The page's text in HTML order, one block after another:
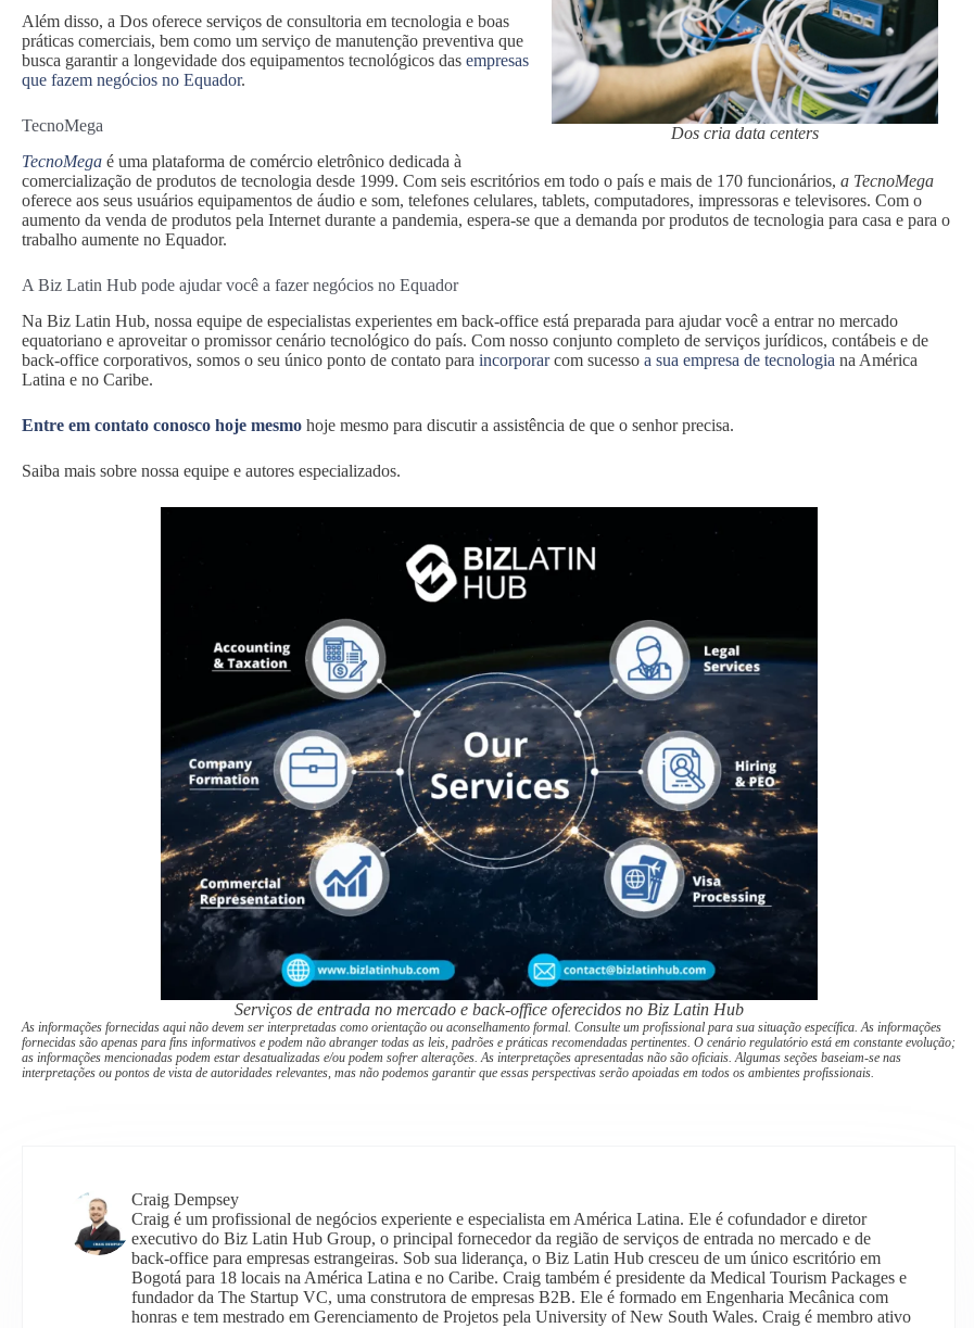
Dos cria data centers
Além disso, a Dos oferece serviços de consultoria em tecnologia e boas
práticas comerciais, bem como um serviço de manutenção preventiva que
busca garantir a longevidade dos equipamentos tecnológicos das empresas
que fazem negócios no Equador.
TecnoMega
TecnoMega é uma plataforma de comércio eletrônico dedicada à
comercialização de produtos de tecnologia desde 1999. Com seis escritórios em todo o país e mais de 170 funcionários, a TecnoMega
oferece aos seus usuários equipamentos de áudio e som, telefones celulares, tablets, computadores, impressoras e televisores. Com o
aumento da venda de produtos pela Internet durante a pandemia, espera-se que a demanda por produtos de tecnologia para casa e para o
trabalho aumente no Equador.
A Biz Latin Hub pode ajudar você a fazer negócios no Equador
Na Biz Latin Hub, nossa equipe de especialistas experientes em back-office está preparada para ajudar você a entrar no mercado
equatoriano e aproveitar o promissor cenário tecnológico do país. Com nosso conjunto completo de serviços jurídicos, contábeis e de
back-office corporativos, somos o seu único ponto de contato para incorporarcom sucesso a sua empresa de tecnologia na América
Latina e no Caribe.
Entre em contato conosco hoje mesmo hoje mesmo para discutir a assistência de que o senhor precisa.
Saiba mais sobre nossa equipe e autores especializados.
Serviços de entrada no mercado e back-office oferecidos no Biz Latin Hub
As informações fornecidas aqui não devem ser interpretadas como orientação ou aconselhamento formal. Consulte um profissional para sua situação específica. As informações
fornecidas são apenas para fins informativos e podem não abranger todas as leis, padrões e práticas recomendadas pertinentes. O cenário regulatório está em constante evolução;
as informações mencionadas podem estar desatualizadas e/ou podem sofrer alterações. As interpretações apresentadas não são oficiais. Algumas seções baseiam-se nas
interpretações ou pontos de vista de autoridades relevantes, mas não podemos garantir que essas perspectivas serão apoiadas em todos os ambientes profissionais.
Craig Dempsey
Craig é um profissional de negócios experiente e especialista em América Latina. Ele é cofundador e diretor
executivo do Biz Latin Hub Group, o principal fornecedor da região de serviços de entrada no mercado e de
back-office para empresas estrangeiras. Sob sua liderança, o Biz Latin Hub cresceu de um único escritório em
Bogotá para 18 locais na América Latina e no Caribe. Craig também é presidente da Medical Tourism Packages e
fundador da The Startup VC, uma construtora de empresas B2B. Ele é formado em Engenharia Mecânica com
honras e tem mestrado em Gerenciamento de Projetos pela University of New South Wales. Craig é membro ativo